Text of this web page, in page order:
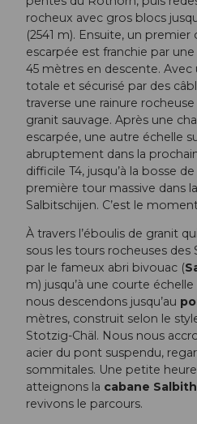
rocheux avec gros blocs
(2541 m). Ensuite, un
escarpée est franchie par
45 mètres en descente.
totale et sécurisé par des
traverse une rainure
granit sauvage. Après une
escarpée, une autre échelle
abruptement dans la
difficile T4, jusqu’à la bosse
première tour massive dans
Salbitschijen. C’est le
À travers l’éboulis de granit
sous les tours rocheuses des
par le fameux abri bivouac (
m) jusqu’à une courte
nous descendons jusqu’au
mètres, construit selon le
Stotzig-Chäl. Nous nous
acier du pont suspendu,
sommitales. Une petite
atteignons la cabane
revivons le parcours.